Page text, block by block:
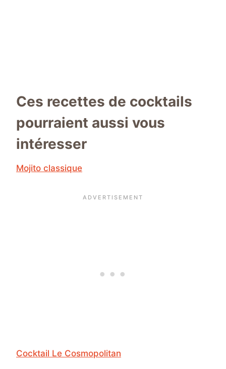
Ces recettes de cocktails
pourraient aussi vous
intéresser
Mojito classique
Cocktail Le Cosmopolitan